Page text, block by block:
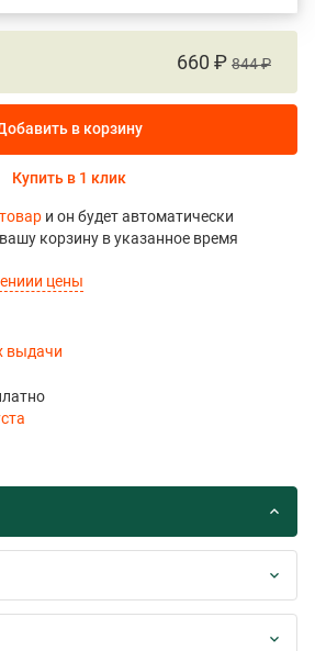
цены
выдачи
660 ₽ 844 ₽
в корзину
Купить в 1 клик
и он будет автоматически
корзину в указанное время